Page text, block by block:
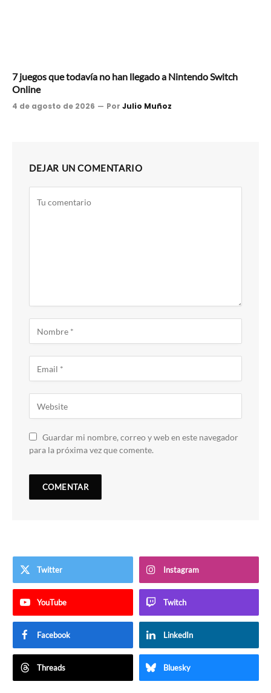
7 juegos que todavía no han llegado a Nintendo Switch
Online
4 de agosto de 2026 Por Julio Muñoz
DEJAR UN COMENTARIO
Guardar mi nombre, correo y web en este navegador
para la próxima vez que comente.
Twitter Instagram
YouTube Twitch
Facebook LinkedIn
Threads Bluesky